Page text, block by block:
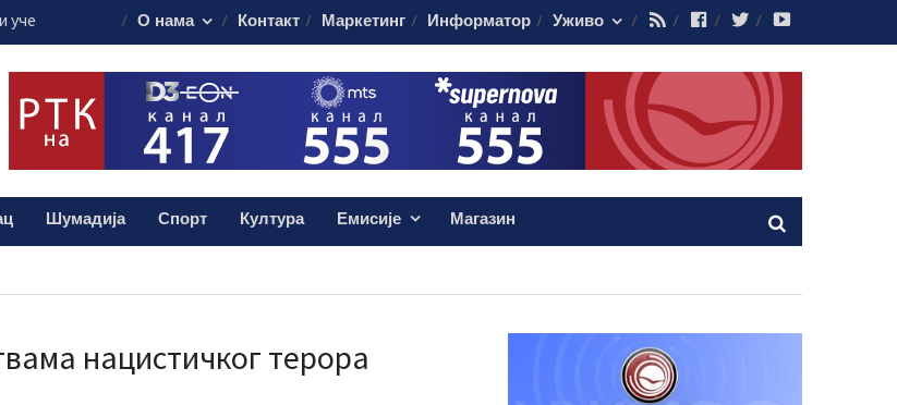
уче
на
(38)
О нама Контакт Маркетинг Информатор Уживо RSS FacebookTwitter
Шумадија Спорт Култура Емисије Магазин
нацистичког терора